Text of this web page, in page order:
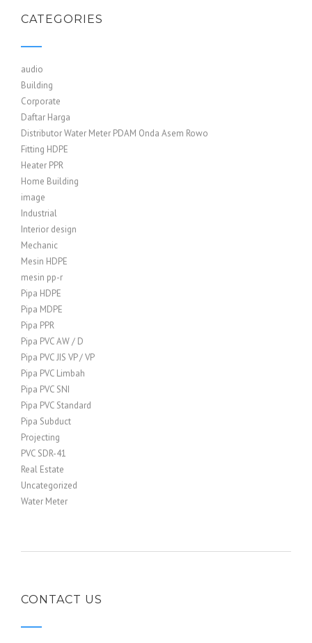
CATEGORIES
audio
Building
Corporate
Daftar Harga
Distributor Water Meter PDAM Onda Asem Rowo
Fitting HDPE
Heater PPR
Home Building
image
Industrial
Interior design
Mechanic
Mesin HDPE
mesin pp-r
Pipa HDPE
Pipa MDPE
Pipa PPR
Pipa PVC AW / D
Pipa PVC JIS VP / VP
Pipa PVC Limbah
Pipa PVC SNI
Pipa PVC Standard
Pipa Subduct
Projecting
PVC SDR-41
Real Estate
Uncategorized
Water Meter
CONTACT US